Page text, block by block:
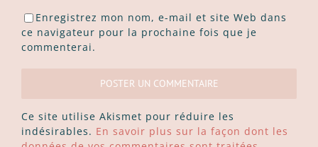
Enregistrez mon nom, e-mail et site Web dans
ce navigateur pour la prochaine fois que je
commenterai.
Ce site utilise Akismet pour réduire les
indésirables. En savoir plus sur la façon dont les